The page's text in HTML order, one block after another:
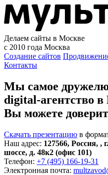
Делаем сайты в Москве
с 2010 года Москва
Создание сайтов
Контакты
Мы самое
digital-агентство
Вы можете
Скачать презентацию в
Наш адрес: 127566, Россия, ,
шоссе, д. 48к2 (офис 101)
Телефон: +7 (495) 166-19-31
Электронная почта: